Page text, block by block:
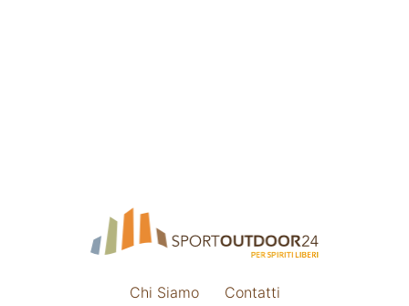
Chi Siamo Contatti